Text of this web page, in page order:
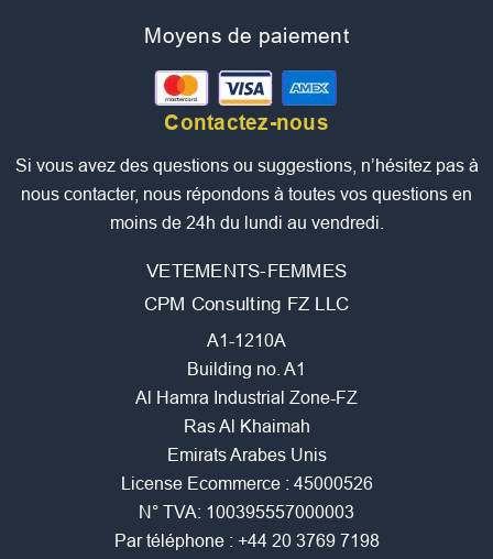
Moyens de paiement
Contactez-nous
Si vous avez des questions ou suggestions, n’hésitez pas à
nous contacter, nous répondons à toutes vos questions en
moins de 24h du lundi au vendredi.
VETEMENTS-FEMMES
CPM Consulting FZ LLC
A1-1210A
Building no. A1
Al Hamra Industrial Zone-FZ
Ras Al Khaimah
Emirats Arabes Unis
License Ecommerce : 45000526
N° TVA: 100395557000003
Par téléphone : +44 20 3769 7198